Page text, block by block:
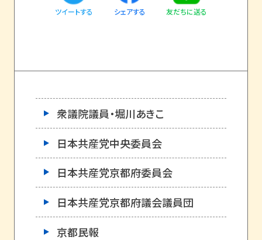
ツイートする シェアする 友だちに送る
衆議院議員・堀川あきこ
日本共産党中央委員会
日本共産党京都府委員会
日本共産党京都府議会議員団
京都民報